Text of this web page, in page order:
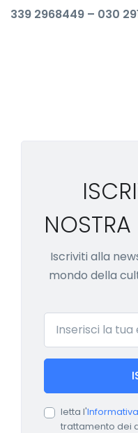
339 2968449 – 030
NOSTRA
Iscriviti alla
mondo della
Email
letta l'
trattamento dei